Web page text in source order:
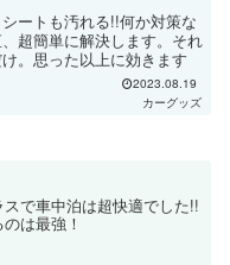
ートも汚れる!!何か対策な
超簡単に解決します。それ
。思った以上に効きます
2023.08.19
カーグッズ
で車中泊は超快適でした!!
は最強！